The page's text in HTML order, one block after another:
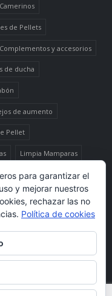
Camerinos
de Pellets
Complementos y accesorios
de ducha
de aumento
Pellet
Limpia Mamparas
de baño Papeleras
de Pellets
secatoallas
para garantizar el
y mejorar nuestros
rechazar las no
Política de cookies